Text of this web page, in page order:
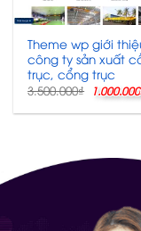
Theme wp giới
công ty sản xuất
trục, cổng trục
3.500.000₫ Giá
gốc
là:
1.000.000